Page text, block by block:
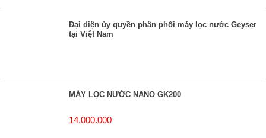
Đại diện ủy quyền phân phối máy lọc nước Geyser
tại Việt Nam
MÁY LỌC NƯỚC NANO GK200
14.000.000